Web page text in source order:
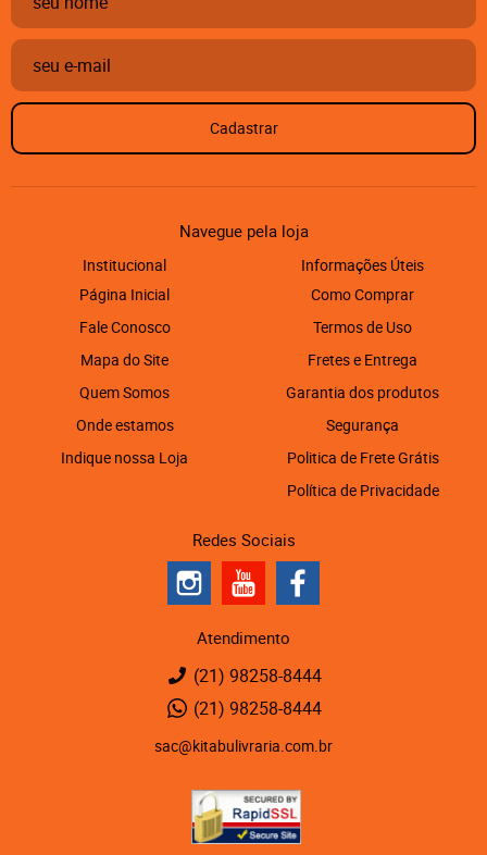
Cadastrar
Navegue pela loja
Institucional
Página Inicial
Fale Conosco
Mapa do Site
Quem Somos
Onde estamos
Indique nossa Loja
Informações Úteis
Como Comprar
Termos de Uso
Fretes e Entrega
Garantia dos produtos
Segurança
Politica de Frete Grátis
Política de Privacidade
Redes Sociais
Atendimento
(21) 98258-8444
(21) 98258-8444
sac@kitabulivraria.com.br